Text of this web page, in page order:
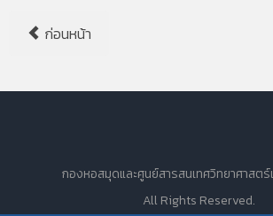
ก่อนหน้า
กองหอสมุดและศูนย์สารสนเทศวิทยาศาสตร์
All Rights Reserved.